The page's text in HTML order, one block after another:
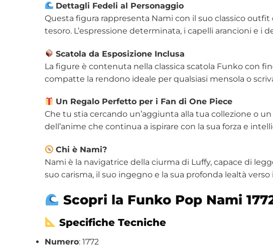
Dettagli Fedeli al Personaggio
Questa figura rappresenta Nami con il suo classico
tesoro. L’espressione determinata, i capelli arancioni e
Scatola da Esposizione Inclusa
La figure è contenuta nella classica scatola Funko con
compatte la rendono ideale per qualsiasi mensola o
Un Regalo Perfetto per i Fan di One Piece
Che tu stia cercando un’aggiunta alla tua collezione o
dell’anime che continua a ispirare con la sua forza e
Chi è Nami?
Nami è la navigatrice della ciurma di Luffy, capace di
suo carisma, il suo ingegno e la sua profonda lealtà
Scopri la Funko Pop Nami
Specifiche Tecniche
Numero: 1772